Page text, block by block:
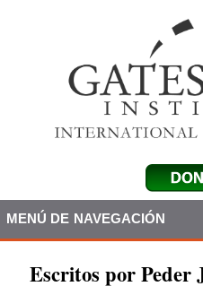
MENÚ DE NAVEGACIÓN
Escritos por Peder